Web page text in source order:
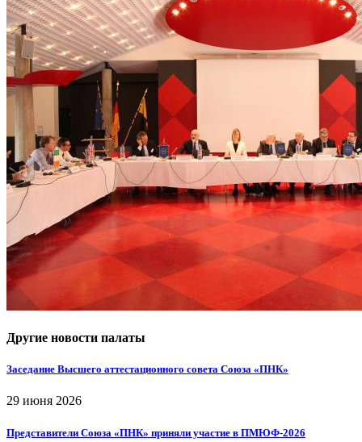
Другие новости палаты
Заседание Высшего аттестационного совета Союза «ПНК»
29 июня 2026
Представители Союза «ПНК» приняли участие в ПМЮФ-2026